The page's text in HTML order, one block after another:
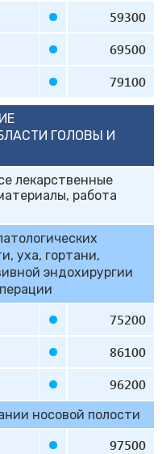
59300
69500
79100
ГОЛОВЫ И
лекарственные
работа
уха, гортани,
эндохирургии
75200
86100
96200
носовой полости
97500